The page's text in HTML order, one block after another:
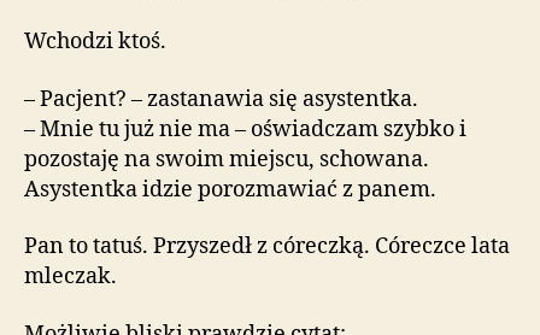
Wchodzi ktoś.
– Pacjent? – zastanawia się asystentka.
– Mnie tu już nie ma – oświadczam szybko i
pozostaję na swoim miejscu, schowana.
Asystentka idzie porozmawiać z panem.
Pan to tatuś. Przyszedł z córeczką. Córeczce lata
mleczak.